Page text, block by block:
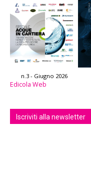
n.3 - Giugno 2026
Edicola Web
Iscriviti alla newsletter